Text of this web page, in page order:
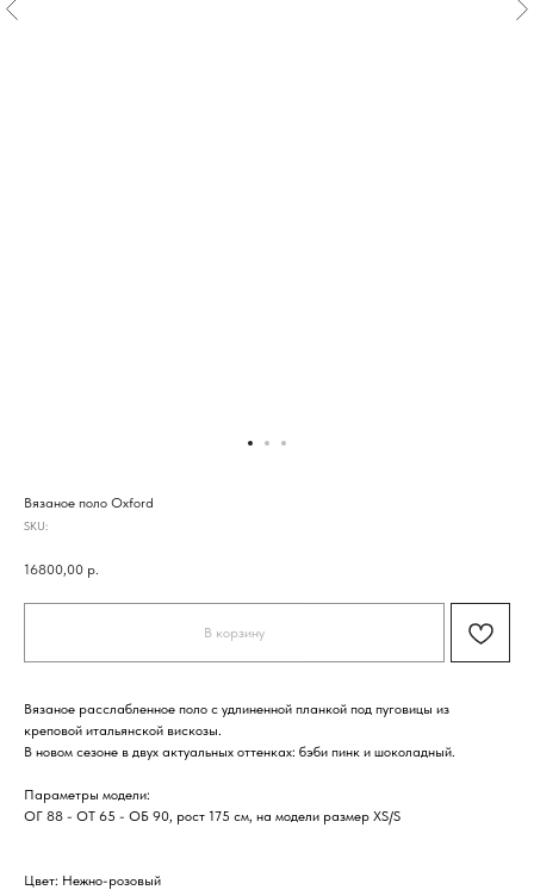
Вязаное поло Oxford
SKU:
16800,00 р.
В корзину
Вязаное расслабленное поло с удлиненной планкой под пуговицы из
креповой итальянской вискозы.
В новом сезоне в двух актуальных оттенках: бэби пинк и шоколадный.
Параметры модели:
ОГ 88 - ОТ 65 - ОБ 90, рост 175 см, на модели размер XS/S
Цвет: Нежно-розовый